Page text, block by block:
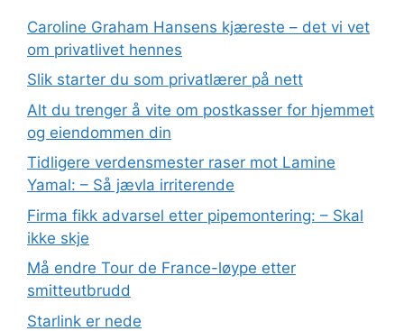
Caroline Graham Hansens kjæreste – det vi vet
om privatlivet hennes
Slik starter du som privatlærer på nett
Alt du trenger å vite om postkasser for hjemmet
og eiendommen din
Tidligere verdensmester raser mot Lamine
Yamal: – Så jævla irriterende
Firma fikk advarsel etter pipemontering: – Skal
ikke skje
Må endre Tour de France-løype etter
smitteutbrudd
Starlink er nede